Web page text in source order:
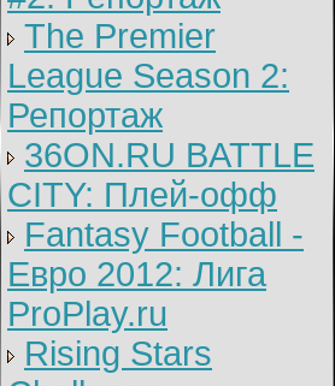
The Premier
League Season 2:
Репортаж
36ON.RU BATTLE
CITY: Плей-офф
Fantasy Football -
Евро 2012: Лига
ProPlay.ru
Rising Stars